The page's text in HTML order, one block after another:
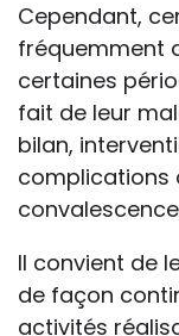
Cependant,
fréquemment
certaines
fait de leur
bilan,
complications
Il convient de
de façon
activités